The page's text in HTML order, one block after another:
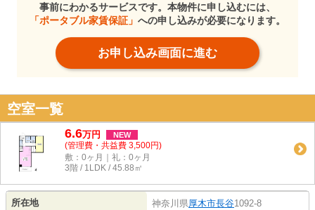
事前にわかるサービスです。本物件に申し込むには、
「ポータブル家賃保証」 への申し込みが必要になります。
お申し込み画面に進む
空室一覧
6.6万円 NEW
(管理費・共益費 3,500円)
敷：0ヶ月｜礼：0ヶ月
3階 / 1LDK / 45.88㎡
所在地 神奈川県厚木市長谷1092-8